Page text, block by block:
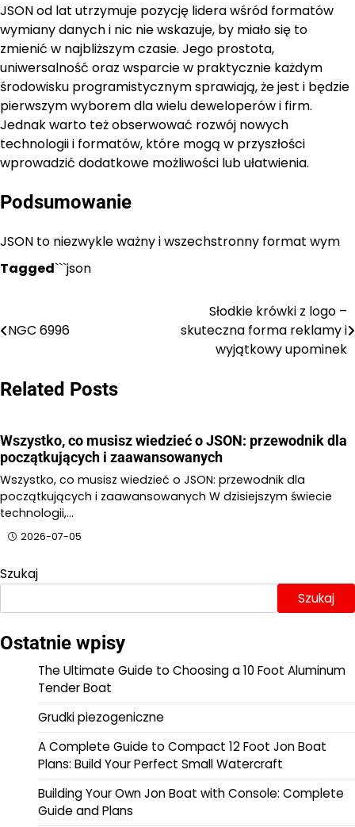
JSON od lat utrzymuje pozycję lidera wśród formatów
wymiany danych i nic nie wskazuje, by miało się to
zmienić w najbliższym czasie. Jego prostota,
uniwersalność oraz wsparcie w praktycznie każdym
środowisku programistycznym sprawiają, że jest i będzie
pierwszym wyborem dla wielu deweloperów i firm.
Jednak warto też obserwować rozwój nowych
technologii i formatów, które mogą w przyszłości
wprowadzić dodatkowe możliwości lub ułatwienia.
Podsumowanie
JSON to niezwykle ważny i wszechstronny format wym
Tagged```json
NGC 6996
Słodkie krówki z logo –
skuteczna forma reklamy i
wyjątkowy upominek
Related Posts
Wszystko, co musisz wiedzieć o JSON: przewodnik dla
początkujących i zaawansowanych
Wszystko, co musisz wiedzieć o JSON: przewodnik dla
początkujących i zaawansowanych W dzisiejszym świecie
technologii,…
2026-07-05
Szukaj
Szukaj
Ostatnie wpisy
The Ultimate Guide to Choosing a 10 Foot Aluminum
Tender Boat
Grudki piezogeniczne
A Complete Guide to Compact 12 Foot Jon Boat
Plans: Build Your Perfect Small Watercraft
Building Your Own Jon Boat with Console: Complete
Guide and Plans